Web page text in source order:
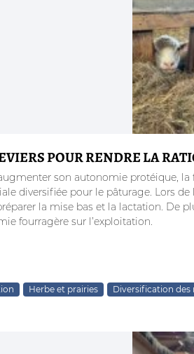
POUR RENDRE LA
son autonomie protéique, la
diversifiée pour le pâturage. Lors
la mise bas et la lactation. De
fourragère sur l’exploitation.
Herbe et prairies Diversification des